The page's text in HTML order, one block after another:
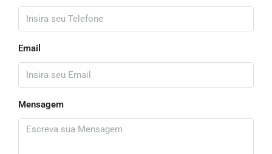
Email
Mensagem